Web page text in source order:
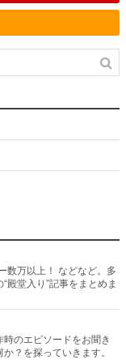
数万以上！ などなど。多
殿堂入り”記事をまとめま
のエピソードをお聞き
？を探っていきます。